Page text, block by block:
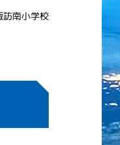
訪南小学校